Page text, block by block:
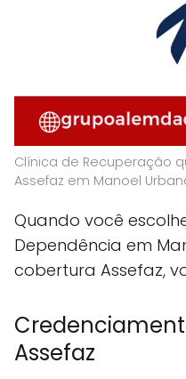
Clínica de Recuperação
Assefaz em Manoel
Quando você
Dependência em
cobertura Assefaz,
Assefaz